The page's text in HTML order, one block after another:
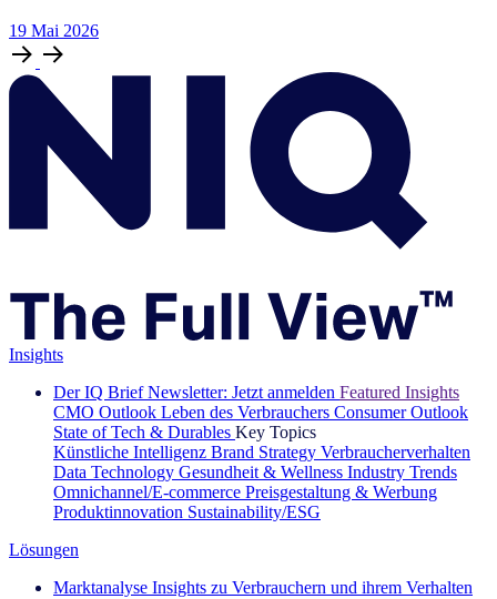
19 Mai 2026
Insights
Der IQ Brief Newsletter: Jetzt anmelden Featured Insights
CMO Outlook Leben des Verbrauchers Consumer Outlook
State of Tech & Durables Key Topics
Künstliche Intelligenz Brand Strategy Verbraucherverhalten
Data Technology Gesundheit & Wellness Industry Trends
Omnichannel/E-commerce Preisgestaltung & Werbung
Produktinnovation Sustainability/ESG
Lösungen
Marktanalyse Insights zu Verbrauchern und ihrem Verhalten